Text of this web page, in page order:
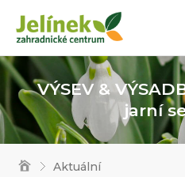
VÝSEV &
jarní
Aktuální